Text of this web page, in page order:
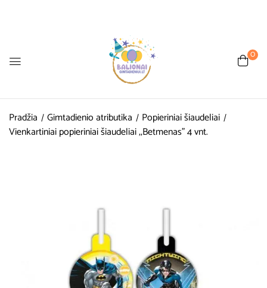
0
Pradžia Gimtadienio atributika
Popieriniai šiaudeliai
Vienkartiniai popieriniai šiaudeliai ,,Betmenas” 4 vnt.